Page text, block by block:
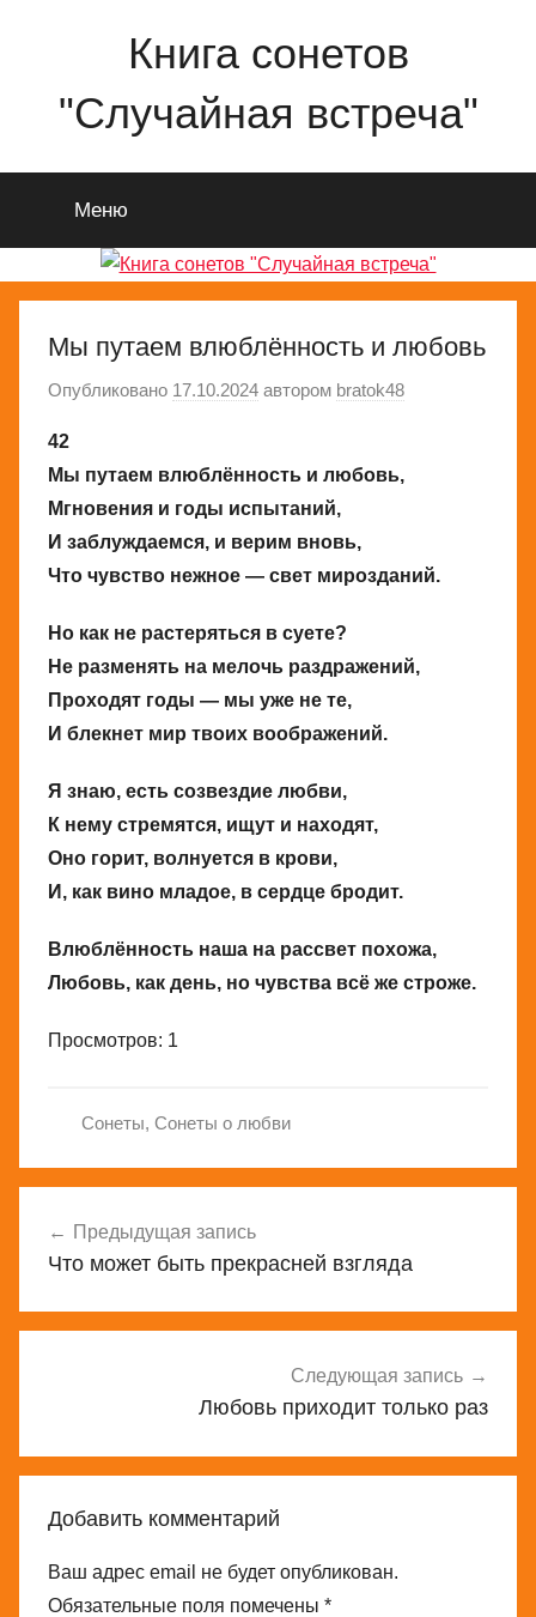
Книга сонетов
"Случайная встреча"
и
Николая
Меню
Мы путаем влюблённость и любовь
Опубликовано 17.10.2024 автором bratok48
42
Мы путаем влюблённость и любовь,
Мгновения и годы испытаний,
И заблуждаемся, и верим вновь,
Что чувство нежное — свет мирозданий.
Но как не растеряться в суете?
Не разменять на мелочь раздражений,
Проходят годы — мы уже не те,
И блекнет мир твоих воображений.
Я знаю, есть созвездие любви,
К нему стремятся, ищут и находят,
Оно горит, волнуется в крови,
И, как вино младое, в сердце бродит.
Влюблённость наша на рассвет похожа,
Любовь, как день, но чувства всё же строже.
Просмотров: 1
Сонеты, Сонеты о любви
по
Предыдущая запись
Что может быть прекрасней взгляда
Следующая запись
Любовь приходит только раз
Добавить комментарий
Ваш адрес email не будет опубликован.
Обязательные поля помечены *